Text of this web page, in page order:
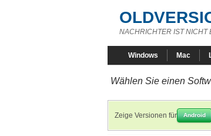
NACHRICHTER IST NICHT
Windows Mac
Wählen Sie einen
Zeige Versionen für Android